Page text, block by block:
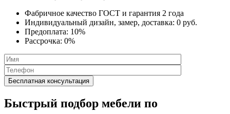
Фабричное качество ГОСТ и гарантия 2 года
Индивидуальный дизайн, замер, доставка: 0 руб.
Предоплата: 10%
Рассрочка: 0%
Быстрый подбор мебели по